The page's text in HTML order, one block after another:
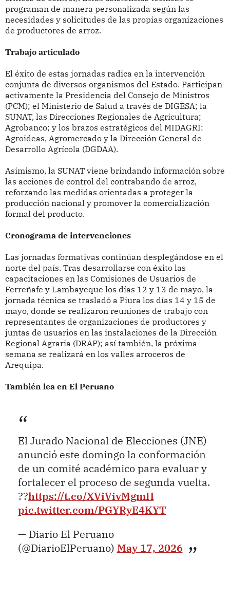
programan de manera personalizada según las
necesidades y solicitudes de las propias organizaciones
de productores de arroz.
Trabajo articulado
El éxito de estas jornadas radica en la intervención
conjunta de diversos organismos del Estado. Participan
activamente la Presidencia del Consejo de Ministros
(PCM); el Ministerio de Salud a través de DIGESA; la
SUNAT, las Direcciones Regionales de Agricultura;
Agrobanco; y los brazos estratégicos del MIDAGRI:
Agroideas, Agromercado y la Dirección General de
Desarrollo Agrícola (DGDAA).
Asimismo, la SUNAT viene brindando información sobre
las acciones de control del contrabando de arroz,
reforzando las medidas orientadas a proteger la
producción nacional y promover la comercialización
formal del producto.
Cronograma de intervenciones
Las jornadas formativas continúan desplegándose en el
norte del país. Tras desarrollarse con éxito las
capacitaciones en las Comisiones de Usuarios de
Ferreñafe y Lambayeque los días 12 y 13 de mayo, la
jornada técnica se trasladó a Piura los días 14 y 15 de
mayo, donde se realizaron reuniones de trabajo con
representantes de organizaciones de productores y
juntas de usuarios en las instalaciones de la Dirección
Regional Agraria (DRAP); así también, la próxima
semana se realizará en los valles arroceros de
Arequipa.
También lea en El Peruano
El Jurado Nacional de Elecciones (JNE)
anunció este domingo la conformación
de un comité académico para evaluar y
fortalecer el proceso de segunda vuelta.
??https://t.co/XViVivMgmH
pic.twitter.com/PGYRyE4KYT
— Diario El Peruano
(@DiarioElPeruano) May 17, 2026